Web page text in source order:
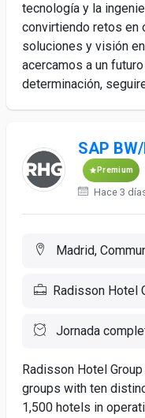
tecnología y la
convirtiendo retos en
soluciones y visión
acercamos a un
determinación,
SAP
Premium
Hace 3
Madrid,
Radisson Hotel
Jornada
Radisson Hotel
groups with ten
1,500 hotels in